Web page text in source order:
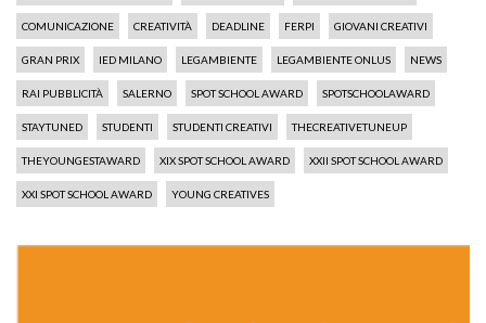
COMUNICAZIONE CREATIVITÀ DEADLINE FERPI GIOVANI CREATIVI
GRAN PRIX IED MILANO LEGAMBIENTE LEGAMBIENTE ONLUS NEWS
RAI PUBBLICITÀ SALERNO SPOT SCHOOL AWARD SPOTSCHOOLAWARD
STAYTUNED STUDENTI STUDENTI CREATIVI THECREATIVETUNEUP
THEYOUNGESTAWARD XIX SPOT SCHOOL AWARD XXII SPOT SCHOOL AWARD
XXI SPOT SCHOOL AWARD YOUNG CREATIVES